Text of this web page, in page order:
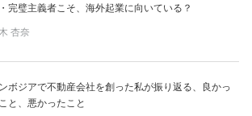
完璧主義者こそ、海外起業に向いている？
杏奈
ボジアで不動産会社を創った私が振り返る、良かっ
と、悪かったこと